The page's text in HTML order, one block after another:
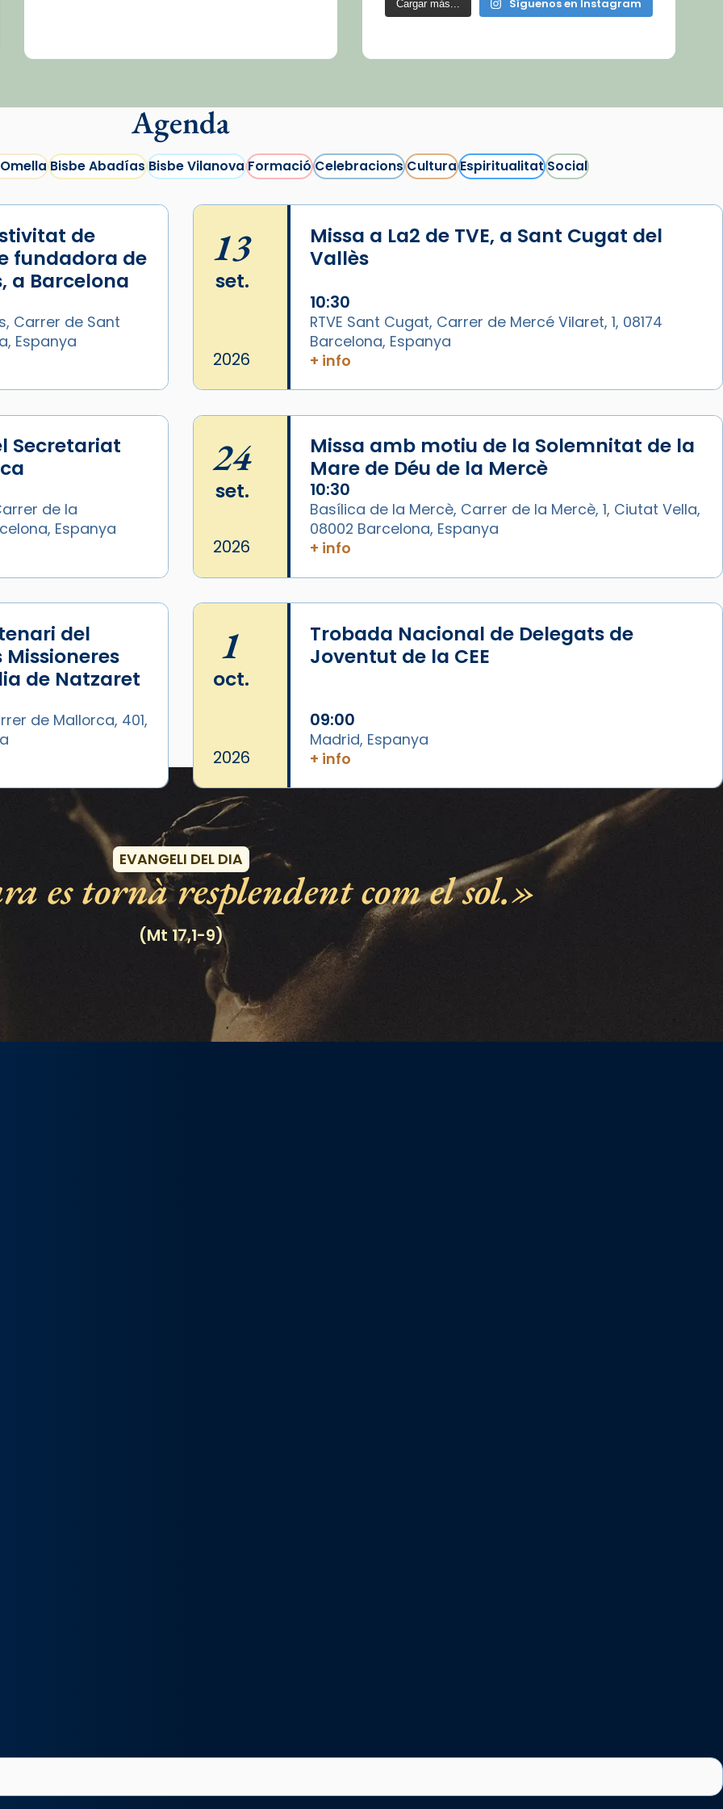
Cargar más... Síguenos en Instagram
Agenda
Bisbe AbadíasBisbe VilanovaFormacióCelebracionsCulturaEspiritualitatSocial
de
fundadora de
a Barcelona
Carrer de Sant
Espanya
13
set.
2026
Missa a La2 de TVE, a Sant Cugat del
Vallès
10:30
RTVE Sant Cugat, Carrer de Mercé Vilaret, 1, 08174
Barcelona, Espanya
+ info
Secretariat
de la
Espanya
24
set.
2026
Missa amb motiu de la Solemnitat de la
Mare de Déu de la Mercè
10:30
Basílica de la Mercè, Carrer de la Mercè, 1, Ciutat Vella,
08002 Barcelona, Espanya
+ info
del
de Natzaret
de Mallorca, 401,
1
oct.
2026
Trobada Nacional de Delegats de
Joventut de la CEE
09:00
Madrid, Espanya
+ info
Esdeveniments
EVANGELI DEL DIA
es tornà resplendent com el sol.
(Mt 17,1-9)